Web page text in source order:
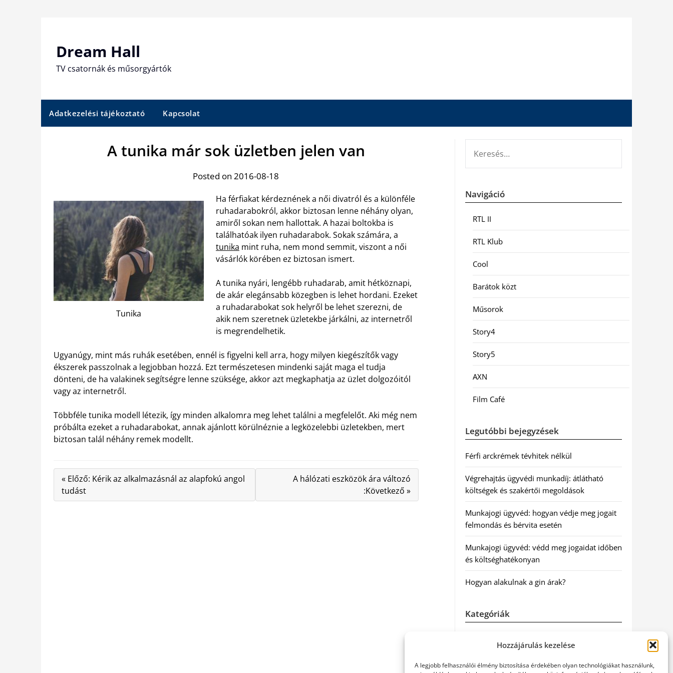
Hozzájárulás kezelése
A legjobb felhasználói élmény biztosítása érdekében olyan technológiákat használunk,
Dream Hall
TV csatornák és műsorgyártók
Adatkezelési tájékoztató Kapcsolat
A tunika már sok üzletben jelen van
Posted on 2016-08-18
Tunika
Ha férfiakat kérdeznének a női divatról és a különféle
ruhadarabokról, akkor biztosan lenne néhány olyan,
amiről sokan nem hallottak. A hazai boltokba is
találhatóak ilyen ruhadarabok. Sokak számára, a
tunika mint ruha, nem mond semmit, viszont a női
vásárlók körében ez biztosan ismert.
A tunika nyári, lengébb ruhadarab, amit hétköznapi,
de akár elegánsabb közegben is lehet hordani. Ezeket
a ruhadarabokat sok helyről be lehet szerezni, de
akik nem szeretnek üzletekbe járkálni, az internetről
is megrendelhetik.
Ugyanúgy, mint más ruhák esetében, ennél is figyelni kell arra, hogy milyen kiegészítők vagy
ékszerek passzolnak a legjobban hozzá. Ezt természetesen mindenki saját maga el tudja
dönteni, de ha valakinek segítségre lenne szüksége, akkor azt megkaphatja az üzlet dolgozóitól
vagy az internetről.
Többféle tunika modell létezik, így minden alkalomra meg lehet találni a megfelelőt. Aki még nem
próbálta ezeket a ruhadarabokat, annak ajánlott körülnéznie a legközelebbi üzletekben, mert
biztosan talál néhány remek modellt.
« Előző: Kérik az alkalmazásnál az alapfokú angol
tudást
A hálózati eszközök ára változó
:Következő »
Navigáció
RTL II
RTL Klub
Cool
Barátok közt
Műsorok
Story4
Story5
AXN
Film Café
Legutóbbi bejegyzések
Férfi arckrémek tévhitek nélkül
Végrehajtás ügyvédi munkadíj: átlátható
költségek és szakértői megoldások
Munkajogi ügyvéd: hogyan védje meg jogait
felmondás és bérvita esetén
Munkajogi ügyvéd: védd meg jogaidat időben
és költséghatékonyan
Hogyan alakulnak a gin árak?
Kategóriák
Hírek